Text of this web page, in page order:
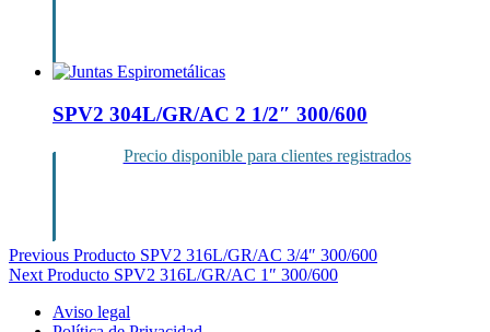
SPV2 304L/GR/AC 2 1/2″ 300/600
Precio disponible para clientes registrados
Navegación
de
entradas
Previous Producto SPV2 316L/GR/AC 3/4″ 300/600
Next Producto SPV2 316L/GR/AC 1″ 300/600
Aviso legal